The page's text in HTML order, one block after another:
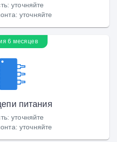
:уточняйте
: уточняйте
6 месяцев
питания
:уточняйте
: уточняйте